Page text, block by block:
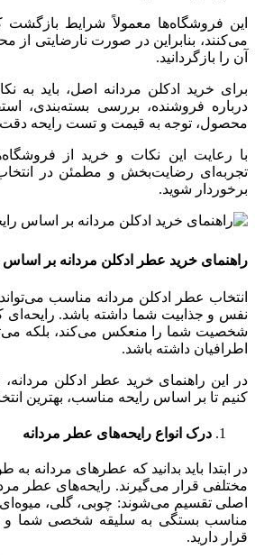
این فروشگاه‌ها معمولاً شرایط بازگشت
می‌کنند، بنابراین در صورت نارضایتی از
آن را بازگردانید.
برای خرید ادکلن مردانه اصل، باید به
درباره فروشنده، بررسی بسته‌بندی،
محصول، توجه به قیمت و تست رایحه دقت
با رعایت این نکات و خرید از
تجربه‌ای رضایت‌بخش و مطمئن در
برخوردار شوید.
راهنمای خرید عطر ادکلن مردانه بر اساس
انتخاب عطر ادکلن مردانه مناسب می‌تواند
نفس و جذابیت شما داشته باشد. رایحه‌ای
شخصیت شما را منعکس می‌کند، بلکه
اطرافیان داشته باشد.
در این راهنمای خرید عطر ادکلن
کنیم تا بر اساس رایحه مناسب، بهترین
درک انواع رایحه‌های عطر مردانه
در ابتدا باید بدانید که عطرهای مردانه
مختلفی قرار می‌گیرند. رایحه‌های عطر
اصلی تقسیم می‌شوند: چوبی، گلی، میوه‌ای
مناسب بستگی به سلیقه شخصی شما و
قرار دارید.